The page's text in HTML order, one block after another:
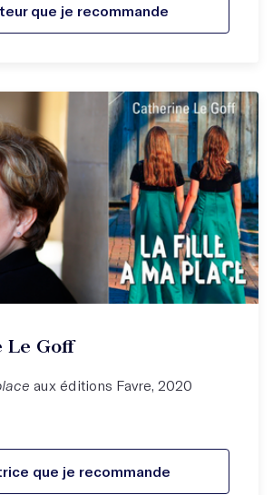
que je recommande
Le Goff
aux éditions Favre, 2020
que je recommande